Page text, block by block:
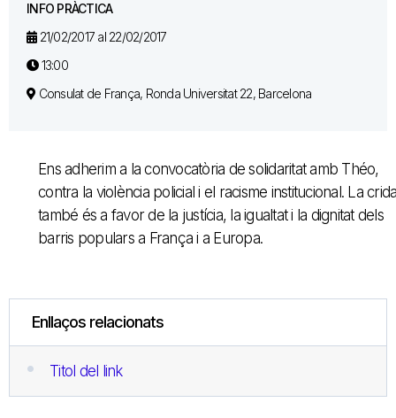
INFO PRÀCTICA
21/02/2017 al 22/02/2017
13:00
Consulat de França, Ronda Universitat 22, Barcelona
Ens adherim a la convocatòria de solidaritat amb Théo,
contra la violència policial i el racisme institucional. La
també és a favor de la justícia, la igualtat i la dignitat dels
barris populars a França i a Europa.
Enllaços relacionats
Titol del link